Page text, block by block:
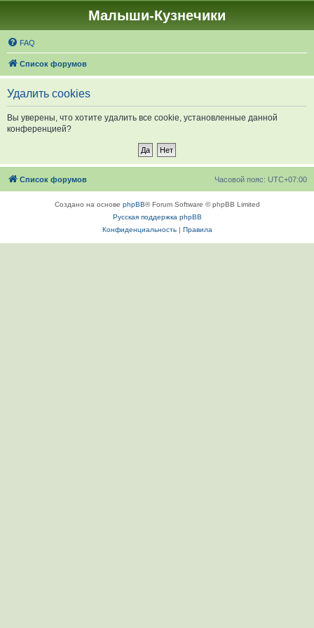
Малыши-Кузнечики
FAQ
Список форумов
Удалить cookies
Вы уверены, что хотите удалить все cookie, установленные данной
конференцией?
Список форумов Часовой пояс: UTC+07:00
Создано на основе phpBB® Forum Software © phpBB Limited
Русская поддержка phpBB
Конфиденциальность| Правила